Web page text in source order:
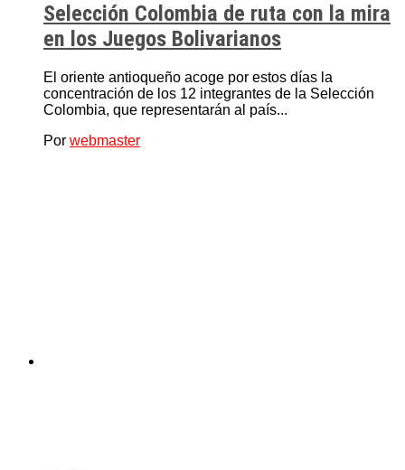
Selección Colombia de ruta con la mira
en los Juegos Bolivarianos
El oriente antioqueño acoge por estos días la
concentración de los 12 integrantes de la Selección
Colombia, que representarán al país...
Por webmaster